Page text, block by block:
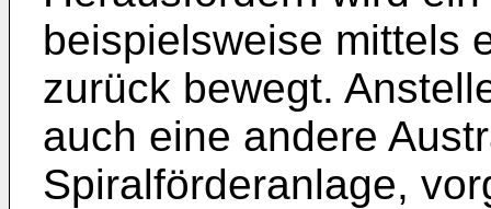
beispielsweise mittels
zurück bewegt.
auch eine andere
Spiralförderanlage,